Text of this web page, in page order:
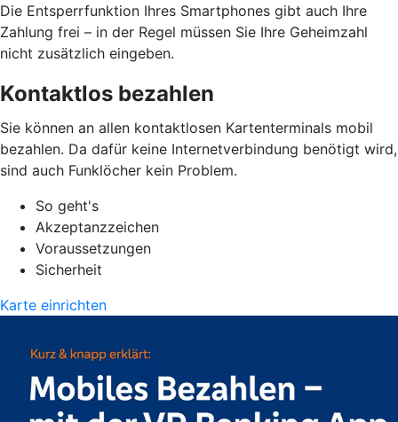
Die Entsperrfunktion Ihres Smartphones gibt auch Ihre
Zahlung frei – in der Regel müssen Sie Ihre Geheimzahl
nicht zusätzlich eingeben.
Kontaktlos bezahlen
Sie können an allen kontaktlosen Kartenterminals mobil
bezahlen. Da dafür keine Internetverbindung benötigt wird,
sind auch Funklöcher kein Problem.
So geht's
Akzeptanzzeichen
Voraussetzungen
Sicherheit
Karte einrichten